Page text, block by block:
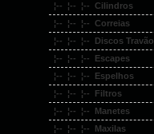
¦-- ¦-- ¦-- Cilindros
¦-- ¦-- ¦-- Correias
¦-- ¦-- ¦-- Discos Travão
¦-- ¦-- ¦-- Escapes
¦-- ¦-- ¦-- Espelhos
¦-- ¦-- ¦-- Filtros
¦-- ¦-- ¦-- Manetes
¦-- ¦-- ¦-- Maxilas